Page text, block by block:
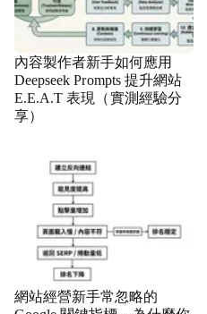
內容製作者新手如何應用
Deepseek Prompts 提升網站
E.E.A.T 表現（實測經驗分
享）
網站經營新手常忽略的